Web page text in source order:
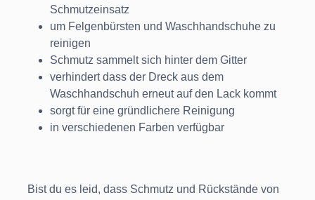
Schmutzeinsatz
um Felgenbürsten und Waschhandschuhe zu
reinigen
Schmutz sammelt sich hinter dem Gitter
verhindert dass der Dreck aus dem
Waschhandschuh erneut auf den Lack kommt
sorgt für eine gründlichere Reinigung
in verschiedenen Farben verfügbar
Bist du es leid, dass Schmutz und Rückstände von